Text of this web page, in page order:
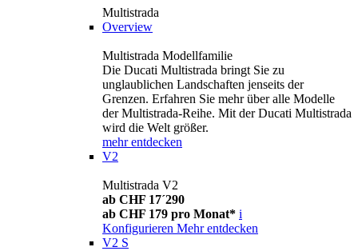
Multistrada
Overview
Multistrada Modellfamilie
Die Ducati Multistrada bringt Sie zu
unglaublichen Landschaften jenseits der
Grenzen. Erfahren Sie mehr über alle Modelle
der Multistrada-Reihe. Mit der Ducati Multistrada
wird die Welt größer.
mehr entdecken
V2
Multistrada V2
ab CHF 17´290
ab CHF 179 pro Monat* i
Konfigurieren Mehr entdecken
V2 S